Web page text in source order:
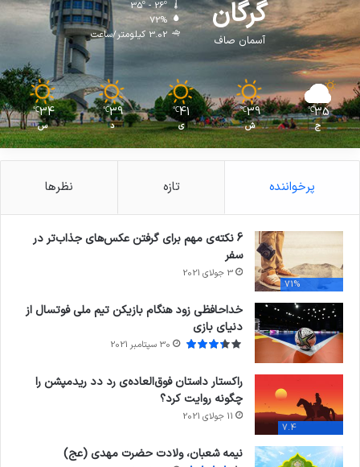
گرگان
آسمان صاف
35º - 26º
72%
3.02 کیلومتر/ساعت
35
℃
ج
39
℃
ش
41
℃
ی
39
℃
د
34
℃
س
پرخواننده تازه نظرها
71%
6 نکته‌ی مهم برای گرفتن عکس‌های جذاب‌تر در
سفر
3 جولای 2021
خداحافظی زود هنگام بازیکن تیم ملی فوتسال از
دنیای بازی
30 سپتامبر 2021
7.4
راکستار داستان فوق‌العاده‌ی رد دد ریدمپشن را
چگونه روایت کرد؟
11 جولای 2021
نیمه شعبان، ولادت حضرت مهدی (عج)